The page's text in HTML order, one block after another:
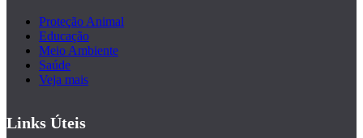
Proteção Animal
Educação
Meio Ambiente
Saúde
Veja mais
Links Úteis